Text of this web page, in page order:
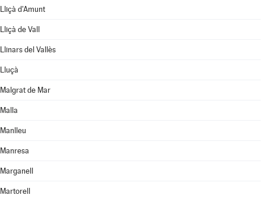
Lliçà d'Amunt
Lliçà de Vall
Llinars del Vallès
Lluçà
Malgrat de Mar
Malla
Manlleu
Manresa
Marganell
Martorell